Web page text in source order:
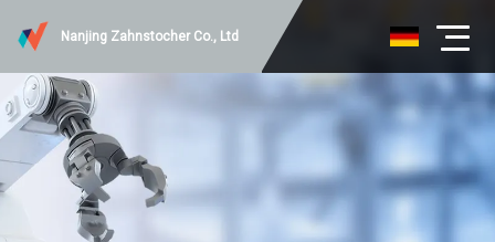
Nanjing Zahnstocher Co., Ltd